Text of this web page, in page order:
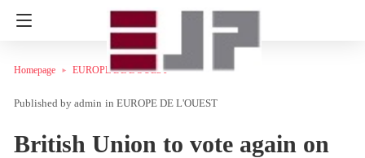
Homepage EUROPE DE L'OUEST
admin in EUROPE DE L'OUEST
British Union to vote again on